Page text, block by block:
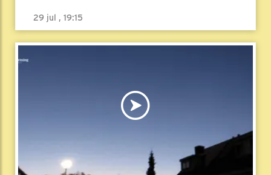
29 jul , 19:15